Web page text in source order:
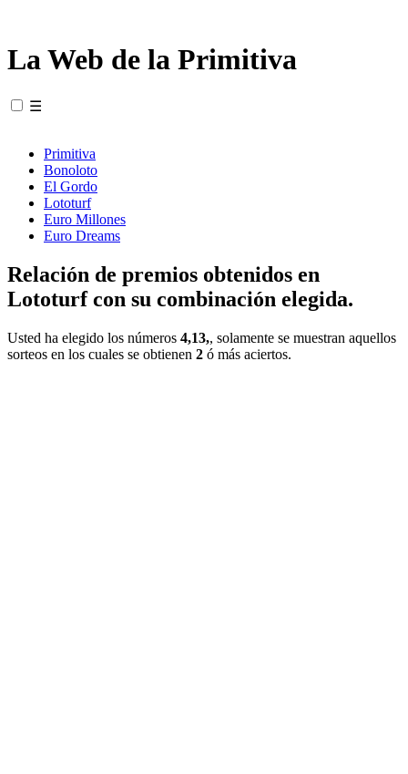
La Web de la Primitiva
☰
Primitiva
Bonoloto
El Gordo
Lototurf
Euro Millones
Euro Dreams
Relación de premios obtenidos en
Lototurf con su combinación elegida.
Usted ha elegido los números 4,13,, solamente se muestran aquellos
sorteos en los cuales se obtienen 2 ó más aciertos.